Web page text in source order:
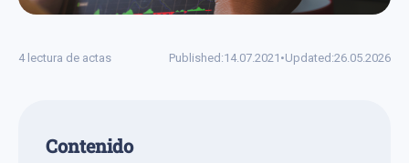
4 lectura de actas Published:14.07.2021 •Updated:26.05.2026
Сontenido